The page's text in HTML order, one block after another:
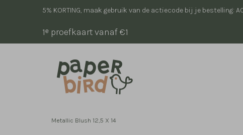
5% KORTING, maak gebruik van de actiecode bij je bestelling:
1ᵉ proefkaart vanaf €1
Metallic Blush 12,5 X 14